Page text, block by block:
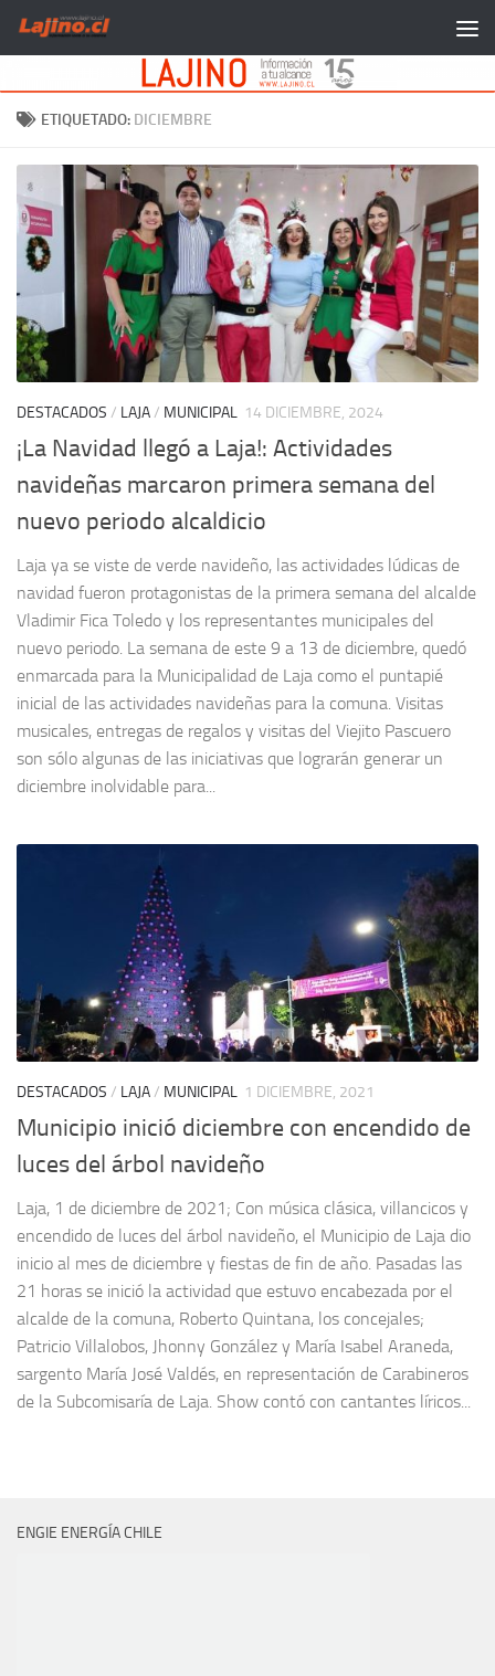
Saltar al contenido
ETIQUETADO: DICIEMBRE
DESTACADOS / LAJA/ MUNICIPAL 14 DICIEMBRE, 2024
¡La Navidad llegó a Laja!: Actividades
navideñas marcaron primera semana del
nuevo periodo alcaldicio
Laja ya se viste de verde navideño, las actividades lúdicas de
navidad fueron protagonistas de la primera semana del alcalde
Vladimir Fica Toledo y los representantes municipales del
nuevo periodo. La semana de este 9 a 13 de diciembre, quedó
enmarcada para la Municipalidad de Laja como el puntapié
inicial de las actividades navideñas para la comuna. Visitas
musicales, entregas de regalos y visitas del Viejito Pascuero
son sólo algunas de las iniciativas que lograrán generar un
diciembre inolvidable para...
DESTACADOS / LAJA/ MUNICIPAL 1 DICIEMBRE, 2021
Municipio inició diciembre con encendido de
luces del árbol navideño
Laja, 1 de diciembre de 2021; Con música clásica, villancicos y
encendido de luces del árbol navideño, el Municipio de Laja dio
inicio al mes de diciembre y fiestas de fin de año. Pasadas las
21 horas se inició la actividad que estuvo encabezada por el
alcalde de la comuna, Roberto Quintana, los concejales;
Patricio Villalobos, Jhonny González y María Isabel Araneda,
sargento María José Valdés, en representación de Carabineros
de la Subcomisaría de Laja. Show contó con cantantes líricos...
ENGIE ENERGÍA CHILE